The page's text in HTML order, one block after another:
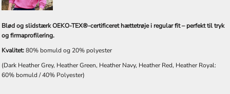
Blød og slidstærk OEKO-TEX®-certificeret hættetrøje i regular fit – perfekt til tryk
og firmaprofilering.
Kvalitet:80% bomuld og 20% polyester
(Dark Heather Grey, Heather Green, Heather Navy, Heather Red, Heather Royal:
60% bomuld / 40% Polyester)